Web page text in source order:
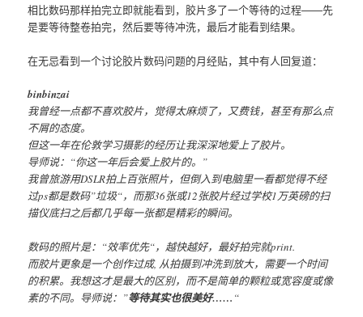
相比数码那样拍完立即就能看到，胶片多了一个等待的过程——先
是要等待整卷拍完，然后要等待冲洗，最后才能看到结果。
在无忌看到一个讨论胶片数码问题的月经贴，其中有人回复道：
binbinzai
我曾经一点都不喜欢胶片，觉得太麻烦了，又费钱，甚至有那么点
不屑的态度。
但这一年在伦敦学习摄影的经历让我深深地爱上了胶片。
导师说：“你这一年后会爱上胶片的。”
我曾旅游用DSLR拍上百张照片，但倒入到电脑里一看都觉得不经
过ps都是数码”垃圾“，而那36张或12张胶片经过学校1万英磅的扫
描仪底扫之后都几乎每一张都是精彩的瞬间。
数码的照片是：“效率优先“，越快越好，最好拍完就print.
而胶片更象是一个创作过成, 从拍摄到冲洗到放大，需要一个时间
的积累。我想这才是最大的区别，而不是简单的颗粒或宽容度或像
素的不同。导师说：”等待其实也很美好…… “